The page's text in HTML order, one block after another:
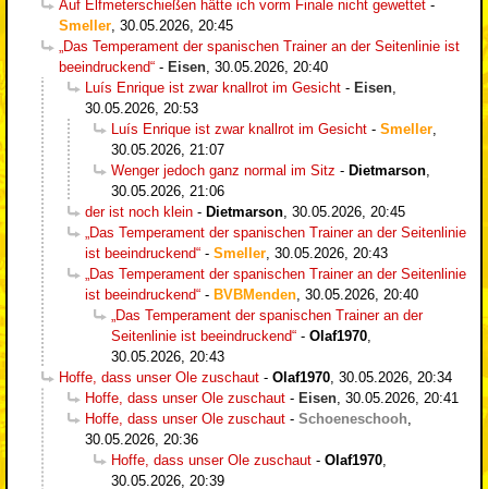
Auf Elfmeterschießen hätte ich vorm Finale nicht gewettet -
Smeller 30.05.2026, 20:45
„Das Temperament der spanischen Trainer an der Seitenlinie ist
beeindruckend“ - Eisen 30.05.2026, 20:40
Luís Enrique ist zwar knallrot im Gesicht - Eisen
30.05.2026, 20:53
Luís Enrique ist zwar knallrot im Gesicht - Smeller
30.05.2026, 21:07
Wenger jedoch ganz normal im Sitz - Dietmarson
30.05.2026, 21:06
der ist noch klein - Dietmarson 30.05.2026, 20:45
„Das Temperament der spanischen Trainer an der Seitenlinie
ist beeindruckend“ - Smeller 30.05.2026, 20:43
„Das Temperament der spanischen Trainer an der Seitenlinie
ist beeindruckend“ - BVBMenden 30.05.2026, 20:40
„Das Temperament der spanischen Trainer an der
Seitenlinie ist beeindruckend“ - Olaf1970
30.05.2026, 20:43
Hoffe, dass unser Ole zuschaut - Olaf1970 30.05.2026, 20:34
Hoffe, dass unser Ole zuschaut - Eisen 30.05.2026, 20:41
Hoffe, dass unser Ole zuschaut - Schoeneschooh
30.05.2026, 20:36
Hoffe, dass unser Ole zuschaut - Olaf1970
30.05.2026, 20:39